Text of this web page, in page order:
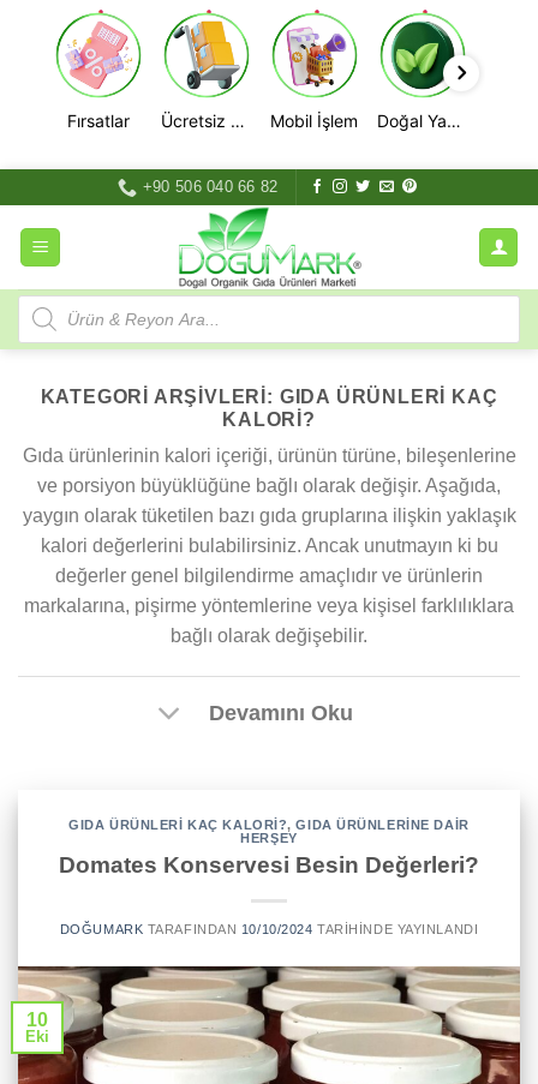
Fırsatlar Ücretsiz Kargo Mobil İşlem Doğal Yaşam
+90 506 040 66 82
Products
search
KATEGORI ARŞIVLERI: GIDA ÜRÜNLERI KAÇ
KALORI?
Gıda ürünlerinin kalori içeriği, ürünün türüne, bileşenlerine
ve porsiyon büyüklüğüne bağlı olarak değişir. Aşağıda,
yaygın olarak tüketilen bazı gıda gruplarına ilişkin yaklaşık
kalori değerlerini bulabilirsiniz. Ancak unutmayın ki bu
değerler genel bilgilendirme amaçlıdır ve ürünlerin
markalarına, pişirme yöntemlerine veya kişisel farklılıklara
bağlı olarak değişebilir.
Devamını Oku
GIDA ÜRÜNLERI KAÇ KALORI?,GIDA ÜRÜNLERINE DAIR
HERŞEY
Domates Konservesi Besin Değerleri?
DOĞUMARK TARAFINDAN 10/10/2024 TARIHINDE YAYINLANDI
10
Eki